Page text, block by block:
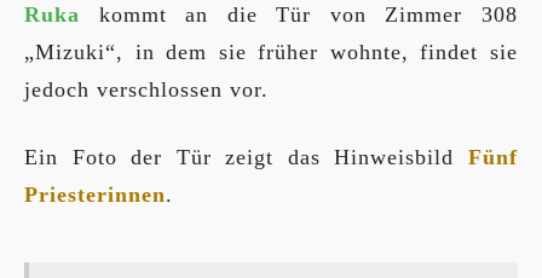
Ruka kommt an die Tür von Zimmer 308
„Mizuki“, in dem sie früher wohnte, findet sie
jedoch verschlossen vor.
Ein Foto der Tür zeigt das Hinweisbild Fünf
Priesterinnen.